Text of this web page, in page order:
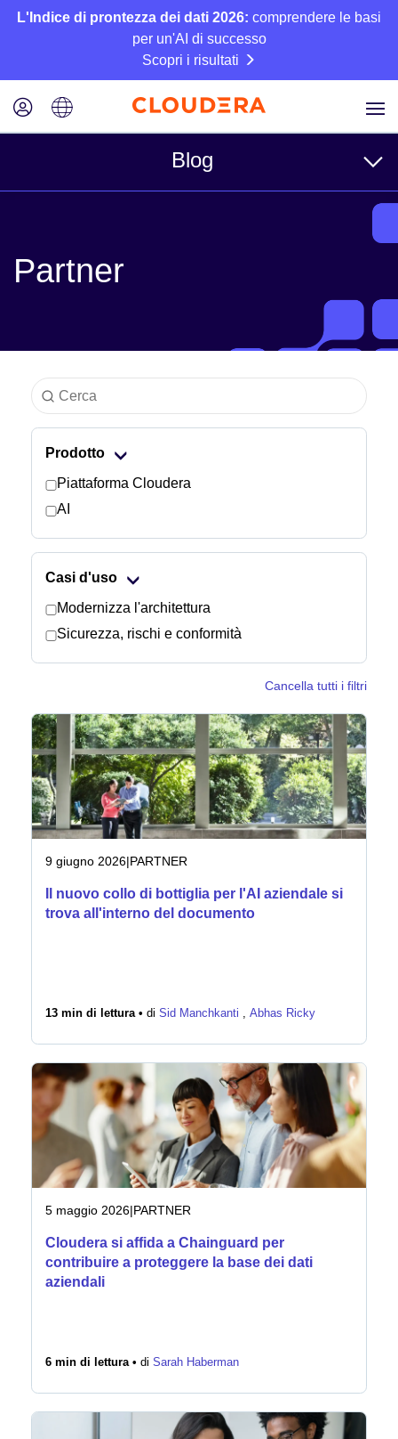
L'Indice di prontezza dei dati 2026: comprendere le basi
per un'AI di successo
Scopri i risultati
Blog
Azienda
Settore
Servizi finanziari
Manifatturiero
Telecomunicazioni
Tecnologia
Sanità
Istruzione
Notizie
Partner
Prodotto
Piattaforma Cloudera
AI
Casi d'uso
Modernizza l'architettura
Sicurezza, rischi e conformità
Cancella tutti i filtri
9 giugno 2026|PARTNER
Il nuovo collo di bottiglia per l'AI aziendale si
trova all'interno del documento
13 min di lettura • di Sid Manchkanti , Abhas Ricky
5 maggio 2026|PARTNER
Cloudera si affida a Chainguard per
contribuire a proteggere la base dei dati
aziendali
6 min di lettura • di Sarah Haberman